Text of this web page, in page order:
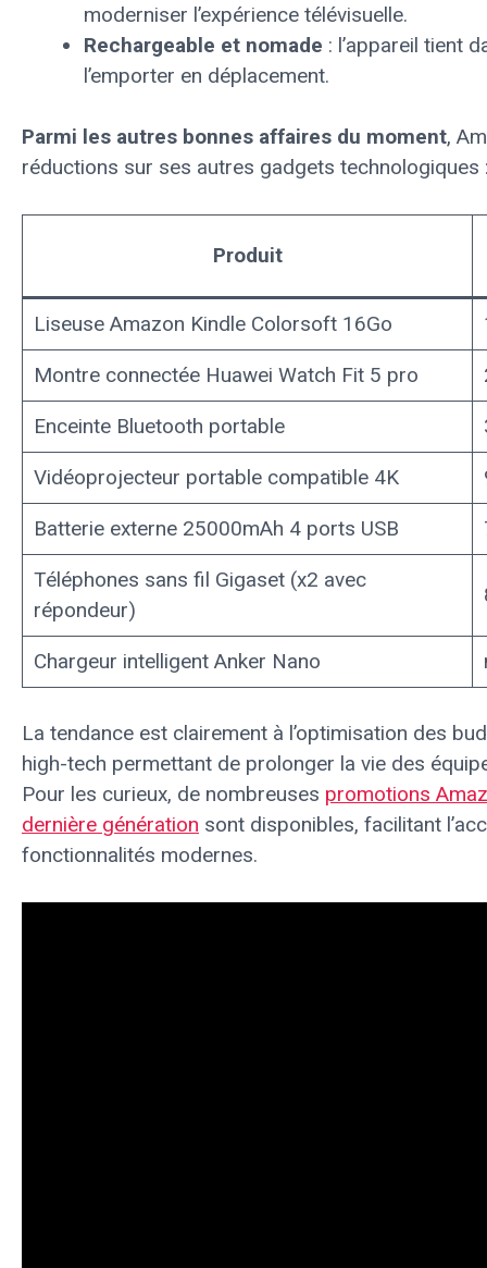
moderniser l’expérience télévisuelle.
Rechargeable et nomade : l’appareil tient
l’emporter en déplacement.
Parmi les autres bonnes affaires du moment,
réductions sur ses autres gadgets technologiques
Produit
Liseuse Amazon Kindle Colorsoft 16Go
Montre connectée Huawei Watch Fit 5 pro
Enceinte Bluetooth portable
Vidéoprojecteur portable compatible 4K
Batterie externe 25000mAh 4 ports USB
Téléphones sans fil Gigaset (x2 avec
répondeur)
Chargeur intelligent Anker Nano
La tendance est clairement à l’optimisation des
high-tech permettant de prolonger la vie des
Pour les curieux, de nombreuses promotions
dernière génération sont disponibles, facilitant
fonctionnalités modernes.